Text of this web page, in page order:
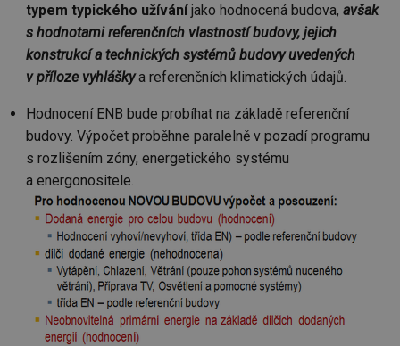
typem typického užíváníjako hodnocená budova, avšak
s hodnotami referenčních vlastností budovy, jejich
konstrukcí a technických systémů budovy uvedených
v příloze vyhláškya referenčních klimatických údajů.
Hodnocení ENB bude probíhat na základě referenční
budovy. Výpočet proběhne paralelně v pozadí programu
s rozlišením zóny, energetického systému
a energonositele.